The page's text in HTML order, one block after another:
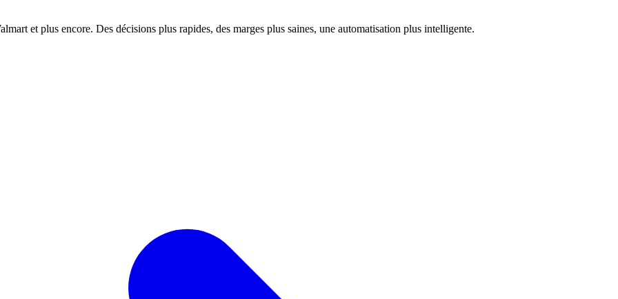
et plus encore. Des décisions plus rapides, des marges plus saines, une automatisation plus intelligente.